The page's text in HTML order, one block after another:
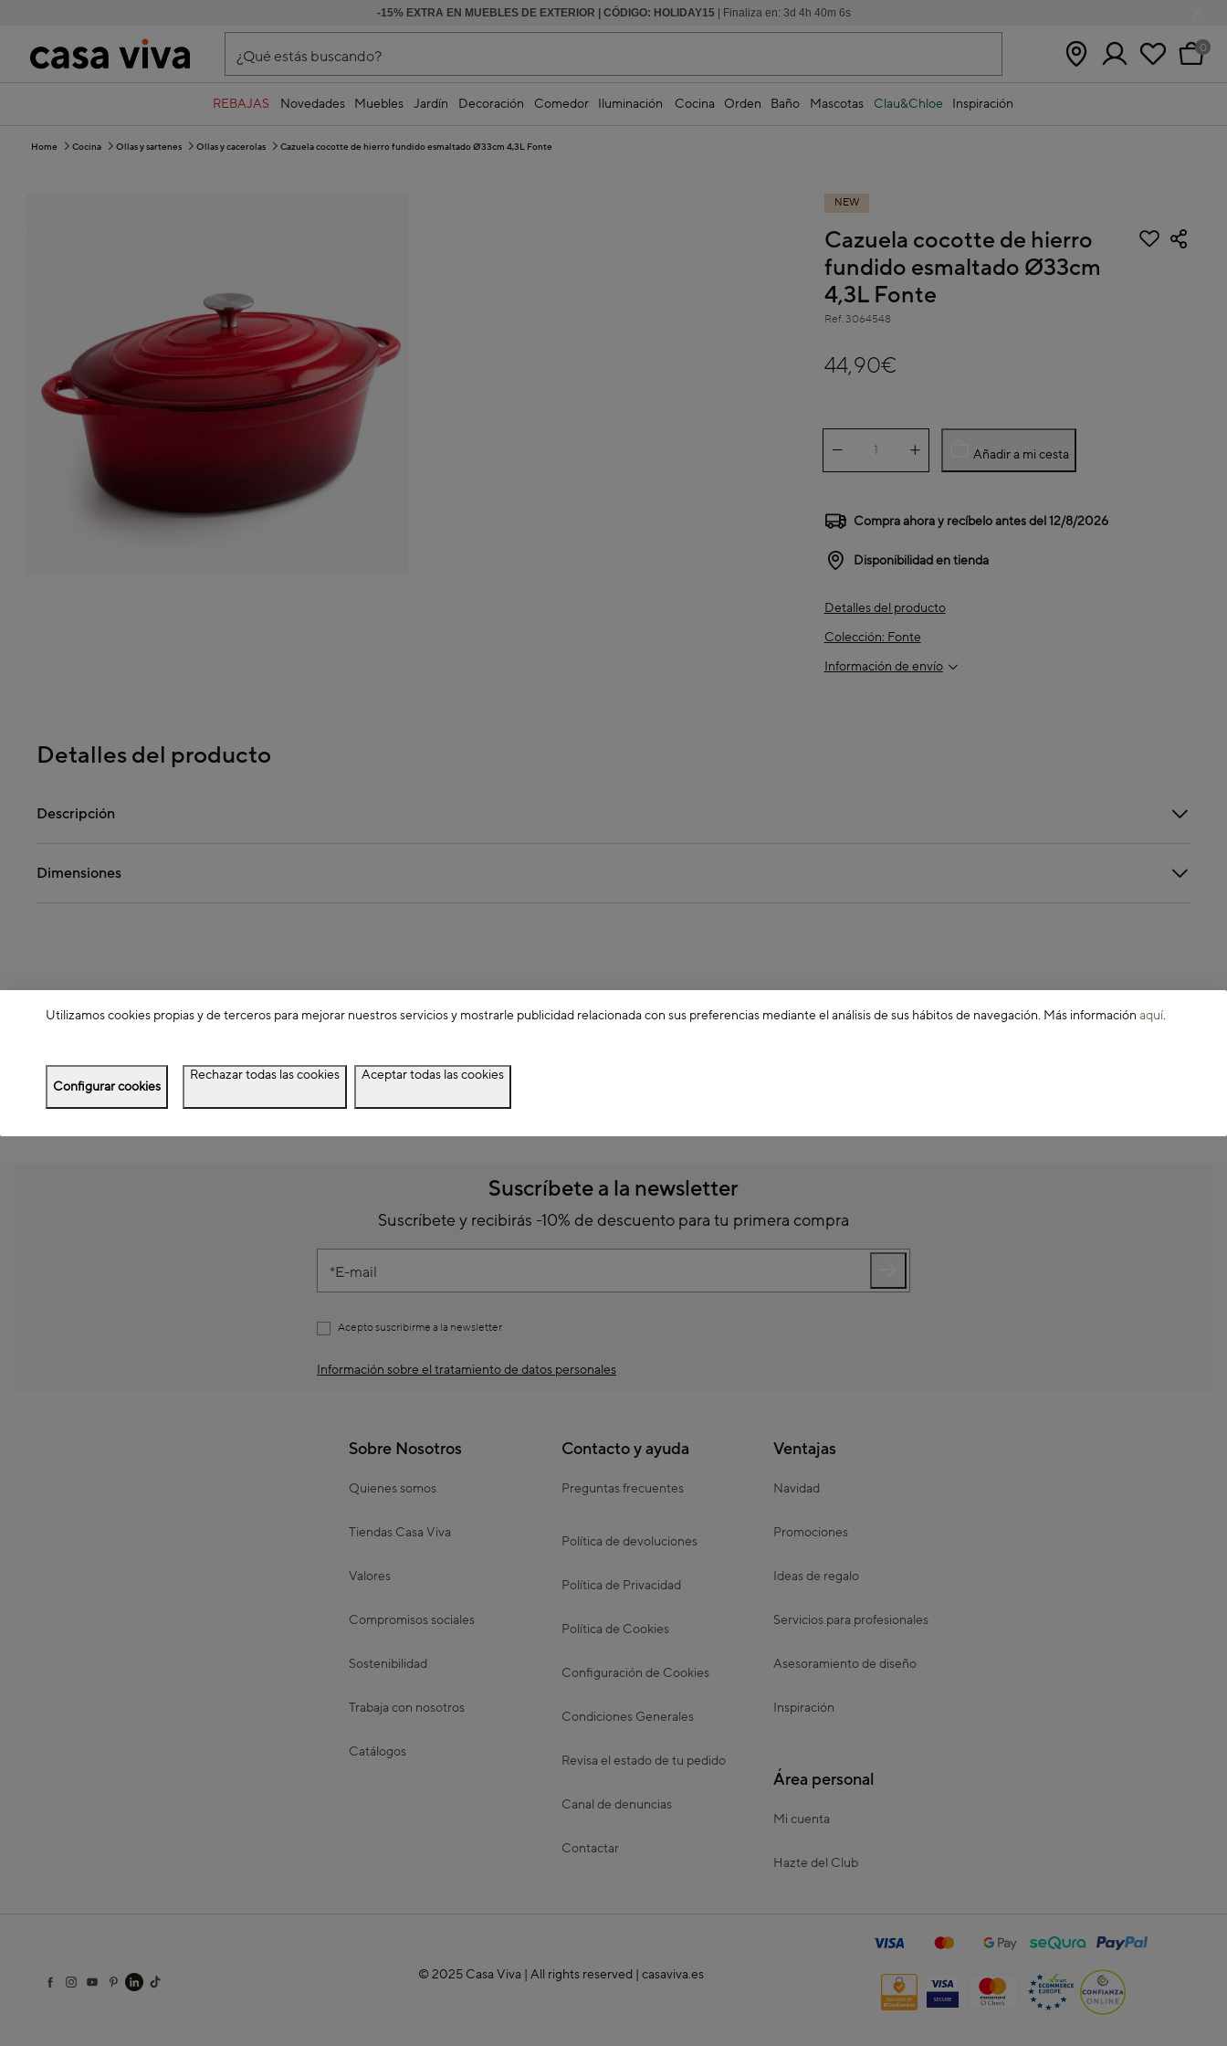
-15% EXTRA EN MUEBLES DE EXTERIOR | CÓDIGO: HOLIDAY15 | Finaliza en: 3d 4 h 40m 6s
HASTA -60% DE DESCUENTO | SEGUNDAS REBAJAS
¿Qué estás buscando? 0
REBAJAS Novedades Muebles Jardín Decoración Comedor Iluminación Cocina Orden Baño Mascotas Clau&Chloe Inspiración
Home Cocina Ollas y sartenes Ollas y cacerolas Cazuela cocotte de hierro fundido esmaltado Ø33cm 4,3L Fonte
NEW
Cazuela cocotte de hierro
fundido esmaltado Ø33cm
4,3L Fonte
Ref. 3064548
44,90€
Añadir a mi cesta
Compra ahora y recíbelo antes del12/8/2026
Disponibilidad en tienda
Detalles del producto
Colección: Fonte
Información de envío
Detalles del producto
Descripción
Dimensiones
Suscríbete a la newsletter
Suscríbete y recibirás -10% de descuento para tu primera compra
E-mail
Acepto suscribirme a la newsletter
Información sobre el tratamiento de datos personales
Sobre Nosotros
Quienes somos
Tiendas Casa Viva
Valores
Compromisos sociales
Sostenibilidad
Trabaja con nosotros
Catálogos
Contacto y ayuda
Preguntas frecuentes
Política de devoluciones
Política de Privacidad
Política de Cookies
Configuración de Cookies
Condiciones Generales
Revisa el estado de tu pedido
Canal de denuncias
Contactar
Ventajas
Navidad
Promociones
Ideas de regalo
Servicios para profesionales
Asesoramiento de diseño
Inspiración
Área personal
Mi cuenta
Hazte del Club
© 2025 Casa Viva | All rights reserved | casaviva.es
Utilizamos cookies propias y de terceros para mejorar nuestros servicios y mostrarle publicidad relacionada con sus preferencias mediante el análisis de sus hábitos de navegación. Más información aquí.
Configurar cookies
Rechazar todas las cookies Aceptar todas las cookies